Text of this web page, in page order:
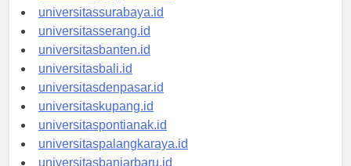
universitasyogyakarta.id
universitassurabaya.id
universitasserang.id
universitasbanten.id
universitasbali.id
universitasdenpasar.id
universitaskupang.id
universitaspontianak.id
universitaspalangkaraya.id